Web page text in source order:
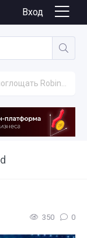
Вход
Robinhood
350 0